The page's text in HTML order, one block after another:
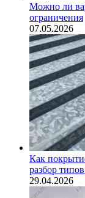
Можно ли
ограничения
07.05.2026
Как
разбор
29.04.2026